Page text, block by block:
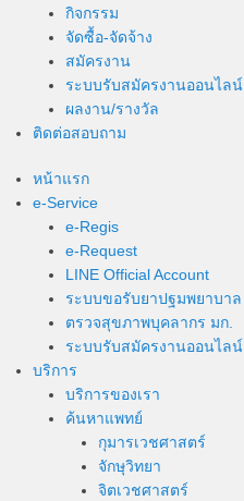
กิจกรรม
จัดซื้อ-จัดจ้าง
สมัครงาน
ระบบรับสมัครงานออนไลน์
ผลงาน/รางวัล
ติดต่อสอบถาม
หน้าแรก
e-Service
e-Regis
e-Request
LINE Official Account
ระบบขอรับยาปฐมพยาบาล
ตรวจสุขภาพบุคลากร มก.
ระบบรับสมัครงานออนไลน์
บริการ
บริการของเรา
ค้นหาแพทย์
กุมารเวชศาสตร์
จักษุวิทยา
จิตเวชศาสตร์